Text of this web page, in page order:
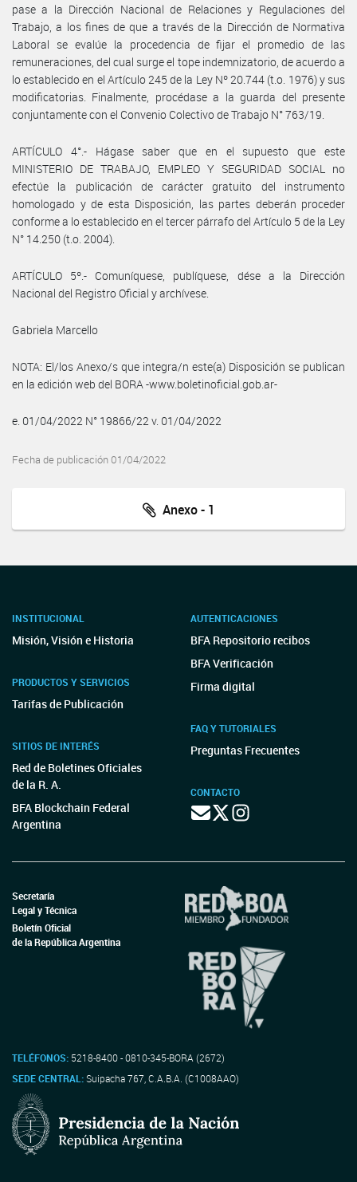
pase a la Dirección Nacional de Relaciones y Regulaciones del
Trabajo, a los fines de que a través de la Dirección de Normativa
Laboral se evalúe la procedencia de fijar el promedio de las
remuneraciones, del cual surge el tope indemnizatorio, de acuerdo a
lo establecido en el Artículo 245 de la Ley Nº 20.744 (t.o. 1976) y sus
modificatorias. Finalmente, procédase a la guarda del presente
conjuntamente con el Convenio Colectivo de Trabajo N° 763/19.
ARTÍCULO 4°.- Hágase saber que en el supuesto que este
MINISTERIO DE TRABAJO, EMPLEO Y SEGURIDAD SOCIAL no
efectúe la publicación de carácter gratuito del instrumento
homologado y de esta Disposición, las partes deberán proceder
conforme a lo establecido en el tercer párrafo del Artículo 5 de la Ley
N° 14.250 (t.o. 2004).
ARTÍCULO 5º.- Comuníquese, publíquese, dése a la Dirección
Nacional del Registro Oficial y archívese.
Gabriela Marcello
NOTA: El/los Anexo/s que integra/n este(a) Disposición se publican
en la edición web del BORA -www.boletinoficial.gob.ar-
e. 01/04/2022 N° 19866/22 v. 01/04/2022
Fecha de publicación 01/04/2022
Anexo - 1
INSTITUCIONAL
Misión, Visión e Historia
PRODUCTOS Y SERVICIOS
Tarifas de Publicación
SITIOS DE INTERÉS
Red de Boletines Oficiales
de la R. A.
BFA Blockchain Federal
Argentina
AUTENTICACIONES
BFA Repositorio recibos
BFA Verificación
Firma digital
FAQ Y TUTORIALES
Preguntas Frecuentes
CONTACTO
Secretaría
Legal y Técnica
Boletín Oficial
de la República Argentina
TELÉFONOS: 5218-8400 - 0810-345-BORA (2672)
SEDE CENTRAL:Suipacha 767, C.A.B.A. (C1008AAO)